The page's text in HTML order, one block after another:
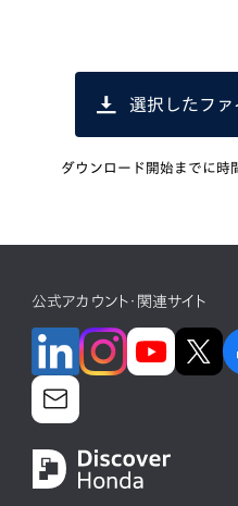
選択したファ
ダウンロード開始までに時
公式アカウント・関連サイト